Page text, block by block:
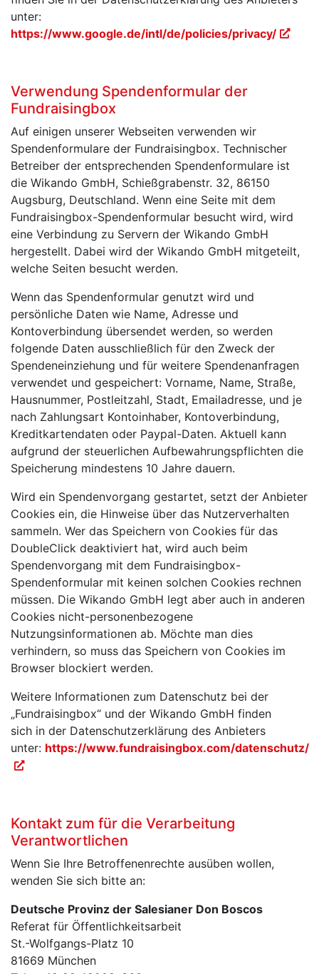
unter:
https://www.google.de/intl/de/policies/privacy/
Verwendung Spendenformular der
Fundraisingbox
Auf einigen unserer Webseiten verwenden wir
Spendenformulare der Fundraisingbox. Technischer
Betreiber der entsprechenden Spendenformulare ist
die Wikando GmbH, Schießgrabenstr. 32, 86150
Augsburg, Deutschland. Wenn eine Seite mit dem
Fundraisingbox-Spendenformular besucht wird, wird
eine Verbindung zu Servern der Wikando GmbH
hergestellt. Dabei wird der Wikando GmbH mitgeteilt,
welche Seiten besucht werden.
Wenn das Spendenformular genutzt wird und
persönliche Daten wie Name, Adresse und
Kontoverbindung übersendet werden, so werden
folgende Daten ausschließlich für den Zweck der
Spendeneinziehung und für weitere Spendenanfragen
verwendet und gespeichert: Vorname, Name, Straße,
Hausnummer, Postleitzahl, Stadt, Emailadresse, und je
nach Zahlungsart Kontoinhaber, Kontoverbindung,
Kreditkartendaten oder Paypal-Daten. Aktuell kann
aufgrund der steuerlichen Aufbewahrungspflichten die
Speicherung mindestens 10 Jahre dauern.
Wird ein Spendenvorgang gestartet, setzt der Anbieter
Cookies ein, die Hinweise über das Nutzerverhalten
sammeln. Wer das Speichern von Cookies für das
DoubleClick deaktiviert hat, wird auch beim
Spendenvorgang mit dem Fundraisingbox-
Spendenformular mit keinen solchen Cookies rechnen
müssen. Die Wikando GmbH legt aber auch in anderen
Cookies nicht-personenbezogene
Nutzungsinformationen ab. Möchte man dies
verhindern, so muss das Speichern von Cookies im
Browser blockiert werden.
Weitere Informationen zum Datenschutz bei der
„Fundraisingbox“ und der Wikando GmbH finden
sich in der Datenschutzerklärung des Anbieters
unter: https://www.fundraisingbox.com/datenschutz/
Kontakt zum für die Verarbeitung
Verantwortlichen
Wenn Sie Ihre Betroffenenrechte ausüben wollen,
wenden Sie sich bitte an:
Deutsche Provinz der Salesianer Don Boscos
Referat für Öffentlichkeitsarbeit
St.-Wolfgangs-Platz 10
81669 München